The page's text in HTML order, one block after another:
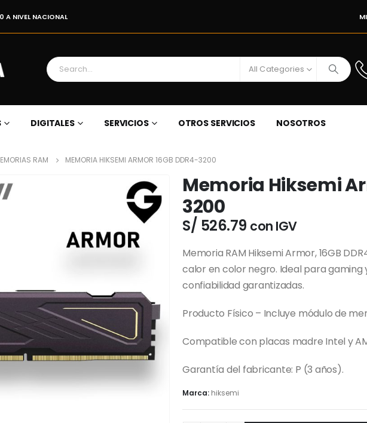
A NIVEL NACIONAL
All Categories
DIGITALES SERVICIOS OTROS SERVICIOS NOSOTROS
RAM MEMORIA HIKSEMI ARMOR 16GB DDR4-3200
Memoria Hiksemi
3200
S/ 526.79 con IGV
Memoria RAM Hiksemi Armor, 16GB
calor en color negro. Ideal para
confiabilidad garantizadas.
Producto Físico – Incluye módulo de
Compatible con placas madre Intel y
Garantía del fabricante: P (3 años).
Marca: hiksemi